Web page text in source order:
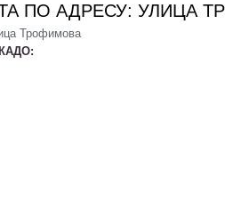
ПО АДРЕСУ: УЛИЦА
Трофимова